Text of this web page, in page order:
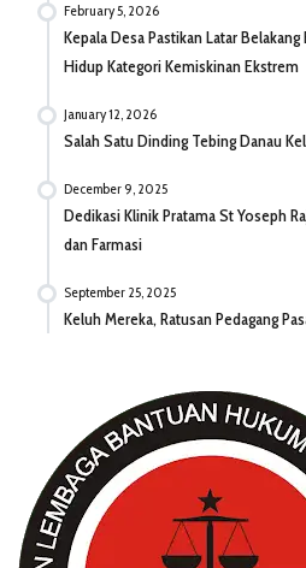
February 5, 2026
Kepala Desa Pastikan Latar
Hidup Kategori Kemiskinan Ekstrem
January 12, 2026
Salah Satu Dinding Tebing Danau
December 9, 2025
Dedikasi Klinik Pratama St Yoseph
dan Farmasi
September 25, 2025
Keluh Mereka, Ratusan Pedagang